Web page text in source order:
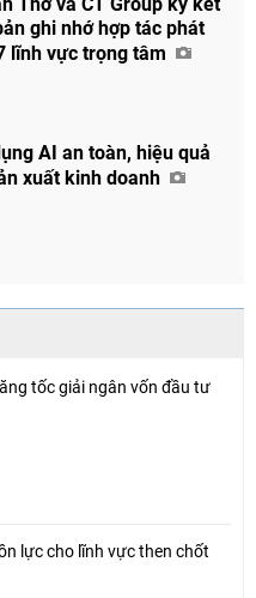
ghi nhớ hợp tác phát
lĩnh vực trọng tâm
AI an toàn, hiệu quả
xuất kinh doanh
tốc giải ngân vốn đầu tư
lực cho lĩnh vực then chốt